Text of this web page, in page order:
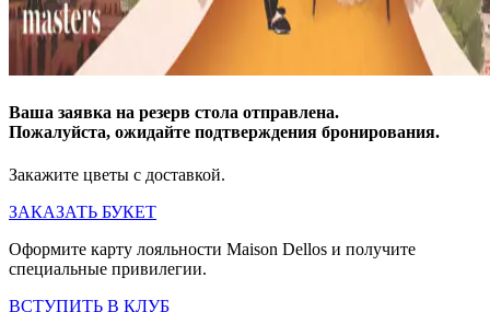
Ваша заявка на резерв стола отправлена.
Пожалуйста, ожидайте подтверждения бронирования.
Закажите цветы с доставкой.
ЗАКАЗАТЬ БУКЕТ
Оформите карту лояльности Maison Dellos и получите
специальные привилегии.
ВСТУПИТЬ В КЛУБ